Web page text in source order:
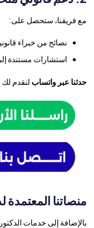
مع فريقنا، ستحصل على:
نصائح من خبراء
استشارات مستندة
حدثنا عبر واتسابلنقدم لك
منصاتنا المعتمدة
بالإضافة إلى خدمات